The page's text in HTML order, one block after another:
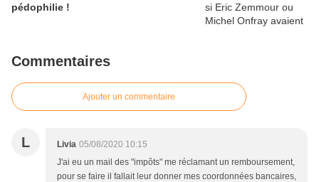
pédophilie !
Commentaires
Ajouter un commentaire
L Livia 05/08/2020 10:15
J'ai eu un mail des "impôts" me réclamant un remboursement,
pour se faire il fallait leur donner mes coordonnées bancaires,